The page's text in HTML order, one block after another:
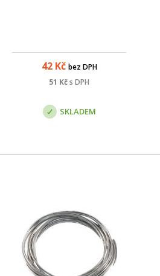
42Kč bez DPH
51 Kčs DPH
SKLADEM